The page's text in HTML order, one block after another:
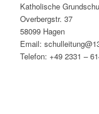
Katholische
Overbergstr. 37
58099 Hagen
Email:
Telefon: +49 2331 –